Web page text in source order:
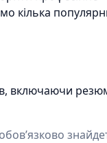
кілька
включаючи